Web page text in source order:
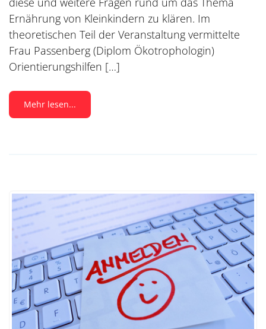
Ernährung von Kleinkindern zu klären. Im
theoretischen Teil der Veranstaltung vermittelte
Frau Passenberg (Diplom Ökotrophologin)
Orientierungshilfen […]
Mehr lesen...